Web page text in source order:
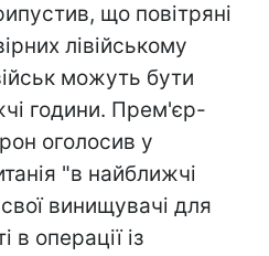
що повітряні
лівійському
можуть бути
години. Прем'єр-
оголосив у
"в найближчі
винищувачі для
в операції із